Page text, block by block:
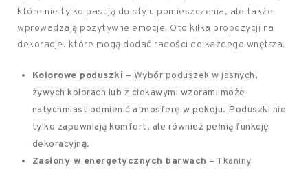
które nie tylko pasują do stylu pomieszczenia, ale także
wprowadzają pozytywne emocje. Oto kilka propozycji na
dekoracje, które mogą dodać radości do każdego wnętrza.
Kolorowe poduszki – Wybór poduszek w jasnych,
żywych kolorach lub z ciekawymi wzorami może
natychmiast odmienić atmosferę w pokoju. Poduszki nie
tylko zapewniają komfort, ale również pełnią funkcję
dekoracyjną.
Zasłony w energetycznych barwach – Tkaniny